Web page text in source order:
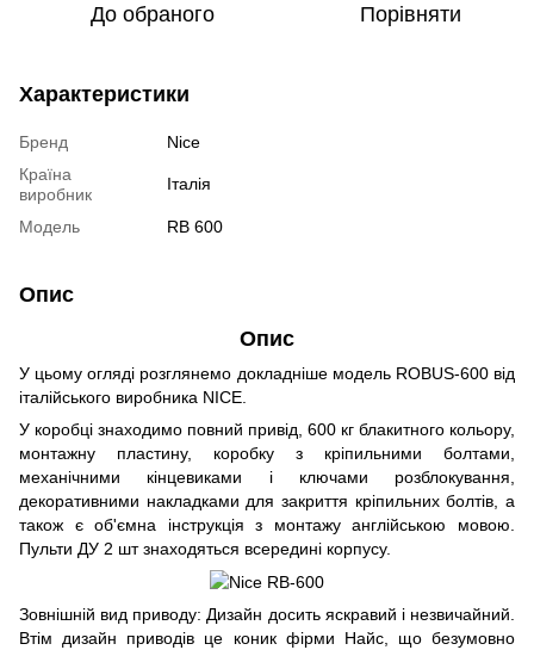
До обраного Порівняти
Характеристики
Бренд
Nice
Країна
виробник
Італія
Модель RB 600
Опис
Опис
У цьому огляді розглянемо докладніше модель ROBUS-600 від
італійського виробника NICE.
У коробці знаходимо повний привід, 600 кг блакитного кольору,
монтажну пластину, коробку з кріпильними болтами,
механічними кінцевиками і ключами розблокування,
декоративними накладками для закриття кріпильних болтів, а
також є об'ємна інструкція з монтажу англійською мовою.
Пульти ДУ 2 шт знаходяться всередині корпусу.
Зовнішній вид приводу: Дизайн досить яскравий і незвичайний.
Втім дизайн приводів це коник фірми Найс, що безумовно